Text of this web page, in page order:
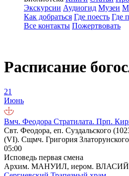
Экскурсии Аудиогид Музеи
Как добраться Где поесть Где
Все контакты Пожертвовать
Расписание
21
Июнь
Вмч. Феодора Стратилата. Прп.
Свт. Феодора, еп. Суздальского
(VI). Сщмч. Григория
05:00
Исповедь первая смена
Архим. МАНУИЛ, иером.